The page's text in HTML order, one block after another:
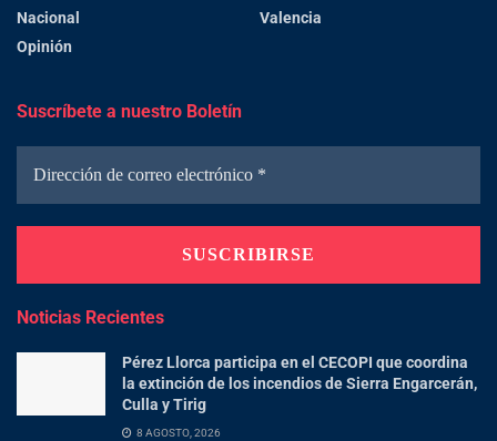
Nacional
Opinión
Valencia
Suscríbete a nuestro Boletín
Noticias Recientes
Pérez Llorca participa en el CECOPI que coordina
la extinción de los incendios de Sierra Engarcerán,
Culla y Tirig
8 AGOSTO, 2026